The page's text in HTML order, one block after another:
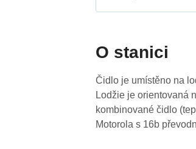
O stanici
Čidlo je umístěno na
Lodžie je orientovaná
kombinované čidlo
Motorola s 16b